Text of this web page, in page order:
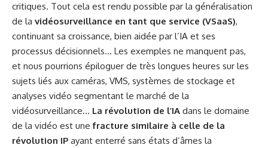
critiques. Tout cela est rendu possible par la généralisation
de la vidéosurveillance en tant que service (VSaaS),
continuant sa croissance, bien aidée par l’IA et ses
processus décisionnels… Les exemples ne manquent pas,
et nous pourrions épiloguer de très longues heures sur les
sujets liés aux caméras, VMS, systèmes de stockage et
analyses vidéo segmentant le marché de la
vidéosurveillance… La révolution de l’IA dans le domaine
de la vidéo est unefracture similaire à celle de la
révolution IP ayant enterré sans états d’âmes la